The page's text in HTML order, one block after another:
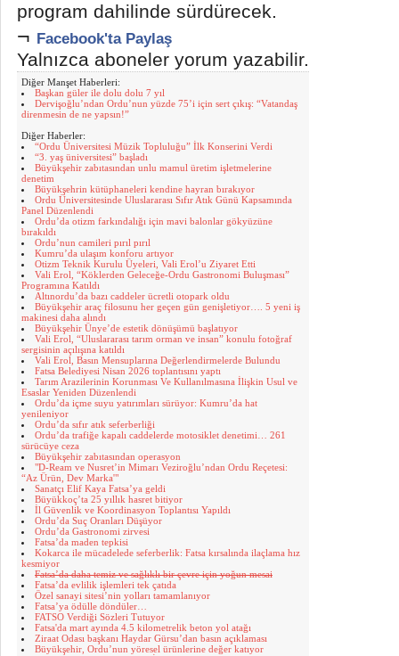
program dahilinde sürdürecek.
¬ Facebook'ta Paylaş
Yalnızca aboneler yorum yazabilir.
Diğer Manşet Haberleri:
Başkan güler ile dolu dolu 7 yıl
Dervişoğlu’ndan Ordu’nun yüzde 75’i için sert çıkış: “Vatandaş
direnmesin de ne yapsın!”
Diğer Haberler:
“Ordu Üniversitesi Müzik Topluluğu” İlk Konserini Verdi
“3. yaş üniversitesi” başladı
Büyükşehir zabıtasından unlu mamul üretim işletmelerine
denetim
Büyükşehrin kütüphaneleri kendine hayran bırakıyor
Ordu Üniversitesinde Uluslararası Sıfır Atık Günü Kapsamında
Panel Düzenlendi
Ordu’da otizm farkındalığı için mavi balonlar gökyüzüne
bırakıldı
Ordu’nun camileri pırıl pırıl
Kumru’da ulaşım konforu artıyor
Otizm Teknik Kurulu Üyeleri, Vali Erol’u Ziyaret Etti
Vali Erol, “Köklerden Geleceğe-Ordu Gastronomi Buluşması”
Programına Katıldı
Altınordu’da bazı caddeler ücretli otopark oldu
Büyükşehir araç filosunu her geçen gün genişletiyor…. 5 yeni iş
makinesi daha alındı
Büyükşehir Ünye’de estetik dönüşümü başlatıyor
Vali Erol, “Uluslararası tarım orman ve insan” konulu fotoğraf
sergisinin açılışına katıldı
Vali Erol, Basın Mensuplarına Değerlendirmelerde Bulundu
Fatsa Belediyesi Nisan 2026 toplantısını yaptı
Tarım Arazilerinin Korunması Ve Kullanılmasına İlişkin Usul ve
Esaslar Yeniden Düzenlendi
Ordu’da içme suyu yatırımları sürüyor: Kumru’da hat
yenileniyor
Ordu’da sıfır atık seferberliği
Ordu’da trafiğe kapalı caddelerde motosiklet denetimi… 261
sürücüye ceza
Büyükşehir zabıtasından operasyon
"D-Ream ve Nusret’in Mimarı Veziroğlu’ndan Ordu Reçetesi:
“Az Ürün, Dev Marka'"
Sanatçı Elif Kaya Fatsa’ya geldi
Büyükkoç’ta 25 yıllık hasret bitiyor
İl Güvenlik ve Koordinasyon Toplantısı Yapıldı
Ordu’da Suç Oranları Düşüyor
Ordu’da Gastronomi zirvesi
Fatsa’da maden tepkisi
Kokarca ile mücadelede seferberlik: Fatsa kırsalında ilaçlama hız
kesmiyor
Fatsa’da daha temiz ve sağlıklı bir çevre için yoğun mesai
Fatsa’da evlilik işlemleri tek çatıda
Özel sanayi sitesi’nin yolları tamamlanıyor
Fatsa’ya ödülle döndüler…
FATSO Verdiği Sözleri Tutuyor
Fatsa'da mart ayında 4.5 kilometrelik beton yol atağı
Ziraat Odası başkanı Haydar Gürsu’dan basın açıklaması
Büyükşehir, Ordu’nun yöresel ürünlerine değer katıyor